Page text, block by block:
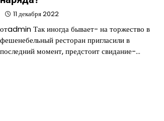
11 декабря 2022
отadmin Так иногда бывает- на торжество в
фешенебельный ресторан пригласили в
последний момент, предстоит свидание-…